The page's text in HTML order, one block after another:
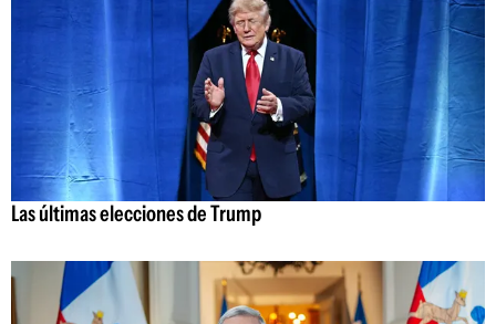
Las últimas elecciones de Trump